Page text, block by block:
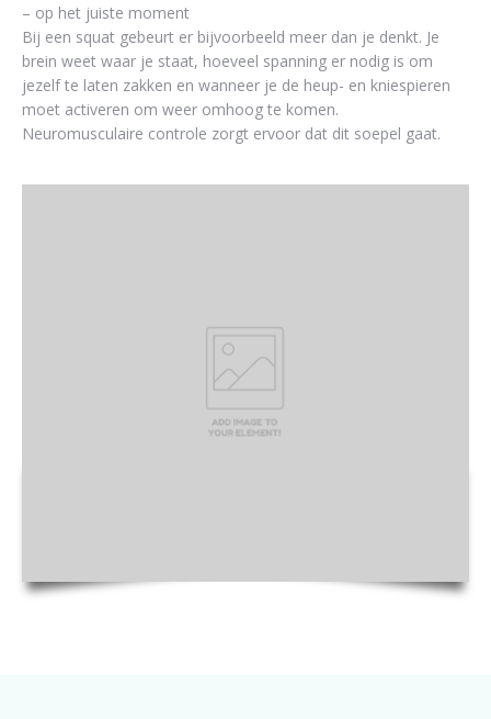
– op het juiste moment
Bij een squat gebeurt er bijvoorbeeld meer dan je denkt. Je
brein weet waar je staat, hoeveel spanning er nodig is om
jezelf te laten zakken en wanneer je de heup- en kniespieren
moet activeren om weer omhoog te komen.
Neuromusculaire controle zorgt ervoor dat dit soepel gaat.